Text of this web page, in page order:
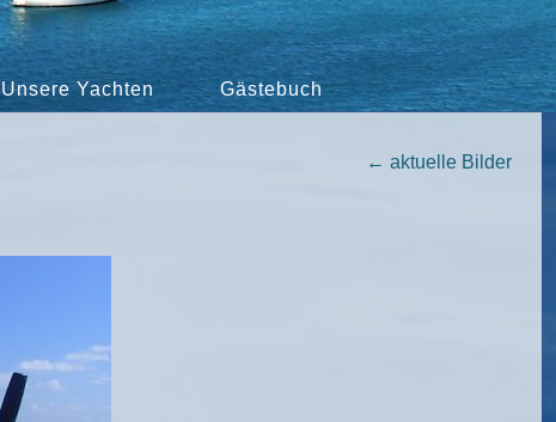
Unsere Yachten Gästebuch
← aktuelle Bilder